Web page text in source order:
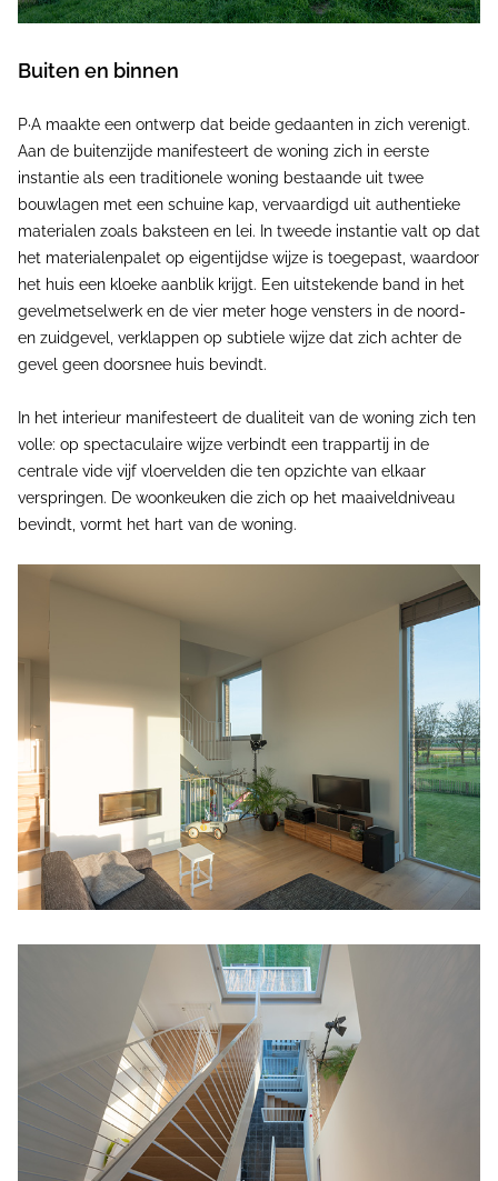
Buiten en binnen
P·A maakte een ontwerp dat beide gedaanten in zich verenigt.
Aan de buitenzijde manifesteert de woning zich in eerste
instantie als een traditionele woning bestaande uit twee
bouwlagen met een schuine kap, vervaardigd uit authentieke
materialen zoals baksteen en lei. In tweede instantie valt op dat
het materialenpalet op eigentijdse wijze is toegepast, waardoor
het huis een kloeke aanblik krijgt. Een uitstekende band in het
gevelmetselwerk en de vier meter hoge vensters in de noord-
en zuidgevel, verklappen op subtiele wijze dat zich achter de
gevel geen doorsnee huis bevindt.
In het interieur manifesteert de dualiteit van de woning zich ten
volle: op spectaculaire wijze verbindt een trappartij in de
centrale vide vijf vloervelden die ten opzichte van elkaar
verspringen. De woonkeuken die zich op het maaiveldniveau
bevindt, vormt het hart van de woning.